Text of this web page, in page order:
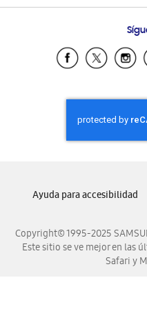
Copyright© 1995-2025
Este sitio se ve mejor en las
Safari y
Ayuda para accesibilidad